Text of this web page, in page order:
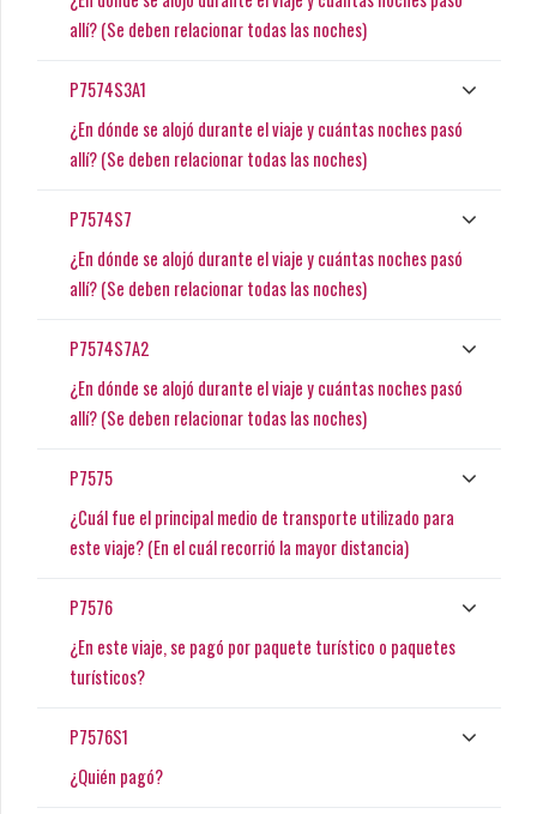
allí? (Se deben relacionar todas las noches)
P7574S3A1
¿En dónde se alojó durante el viaje y cuántas noches pasó
allí? (Se deben relacionar todas las noches)
P7574S7
¿En dónde se alojó durante el viaje y cuántas noches pasó
allí? (Se deben relacionar todas las noches)
P7574S7A2
¿En dónde se alojó durante el viaje y cuántas noches pasó
allí? (Se deben relacionar todas las noches)
P7575
¿Cuál fue el principal medio de transporte utilizado para
este viaje? (En el cuál recorrió la mayor distancia)
P7576
¿En este viaje, se pagó por paquete turístico o paquetes
turísticos?
P7576S1
¿Quién pagó?